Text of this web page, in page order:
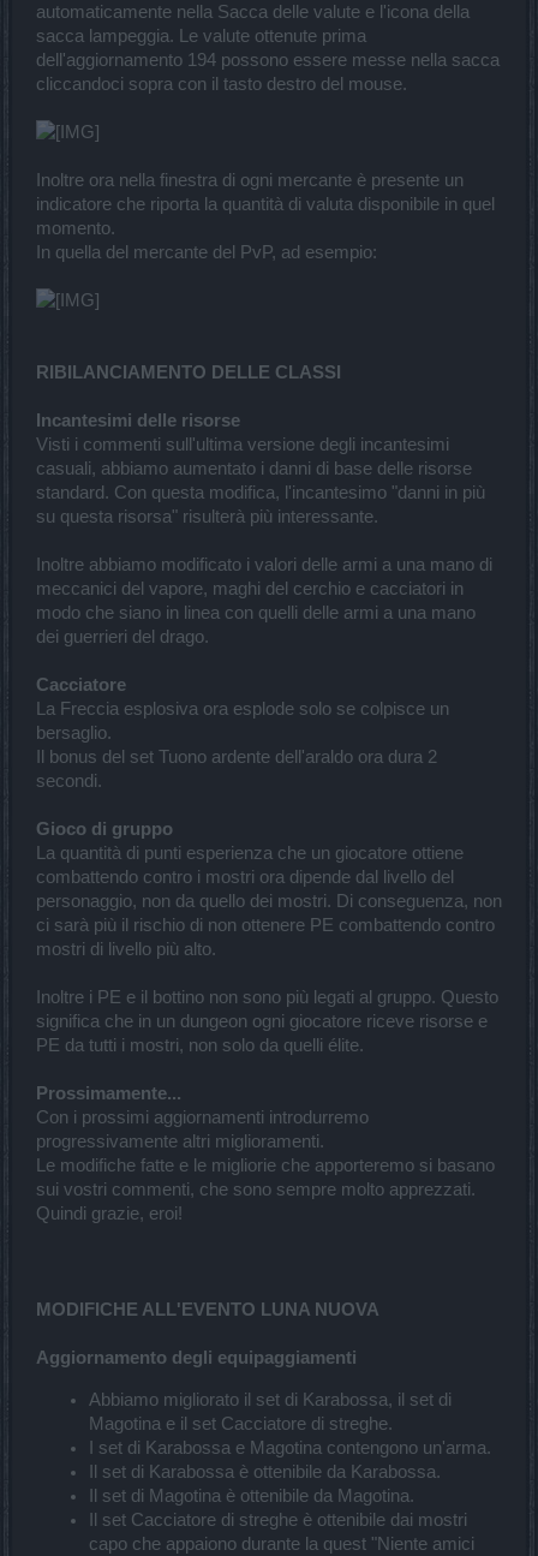
automaticamente nella Sacca delle valute e l'icona della
sacca lampeggia. Le valute ottenute prima
dell'aggiornamento 194 possono essere messe nella sacca
cliccandoci sopra con il tasto destro del mouse.
Inoltre ora nella finestra di ogni mercante è presente un
indicatore che riporta la quantità di valuta disponibile in quel
momento.
In quella del mercante del PvP, ad esempio:
RIBILANCIAMENTO DELLE CLASSI
Incantesimi delle risorse
Visti i commenti sull'ultima versione degli incantesimi
casuali, abbiamo aumentato i danni di base delle risorse
standard. Con questa modifica, l'incantesimo "danni in più
su questa risorsa" risulterà più interessante.
Inoltre abbiamo modificato i valori delle armi a una mano di
meccanici del vapore, maghi del cerchio e cacciatori in
modo che siano in linea con quelli delle armi a una mano
dei guerrieri del drago.
Cacciatore
La Freccia esplosiva ora esplode solo se colpisce un
bersaglio.
Il bonus del set Tuono ardente dell'araldo ora dura 2
secondi.
Gioco di gruppo
La quantità di punti esperienza che un giocatore ottiene
combattendo contro i mostri ora dipende dal livello del
personaggio, non da quello dei mostri. Di conseguenza, non
ci sarà più il rischio di non ottenere PE combattendo contro
mostri di livello più alto.
Inoltre i PE e il bottino non sono più legati al gruppo. Questo
significa che in un dungeon ogni giocatore riceve risorse e
PE da tutti i mostri, non solo da quelli élite.
Prossimamente...
Con i prossimi aggiornamenti introdurremo
progressivamente altri miglioramenti.
Le modifiche fatte e le migliorie che apporteremo si basano
sui vostri commenti, che sono sempre molto apprezzati.
Quindi grazie, eroi!
MODIFICHE ALL'EVENTO LUNA NUOVA
Aggiornamento degli equipaggiamenti
Abbiamo migliorato il set di Karabossa, il set di
Magotina e il set Cacciatore di streghe.
I set di Karabossa e Magotina contengono un'arma.
Il set di Karabossa è ottenibile da Karabossa.
Il set di Magotina è ottenibile da Magotina.
Il set Cacciatore di streghe è ottenibile dai mostri
capo che appaiono durante la quest "Niente amici